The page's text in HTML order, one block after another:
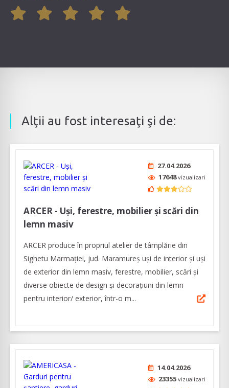
Alţii au fost interesaţi şi de:
27.04.2026
17648vizualizari
ARCER - Uși, ferestre, mobilier și scări din
lemn masiv
ARCER produce în propriul atelier de tâmplărie din
Sighetu Marmației, jud. Maramureș uși de interior și uși
de exterior din lemn masiv, ferestre, mobilier, scări și
diverse obiecte de design și decorațiuni din lemn
pentru interior/ exterior, într-o m...
14.04.2026
23355 vizualizari